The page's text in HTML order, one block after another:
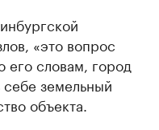
«это вопрос
его словам, город
земельный
объекта.